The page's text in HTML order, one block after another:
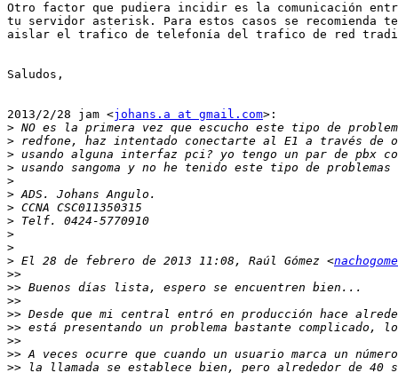
Otro factor que pudiera incidir es la comunicación
tu servidor asterisk. Para estos casos se recomienda
aislar el trafico de telefonía del trafico de red
Saludos,
2013/2/28 jam <johans.a at gmail.com>:
>
>
>
>
>
>
>
>
>
>
> El 28 de febrero de 2013 11:08, Raúl Gómez <
>>
>>
>>
>>
>>
>>
>>
>>